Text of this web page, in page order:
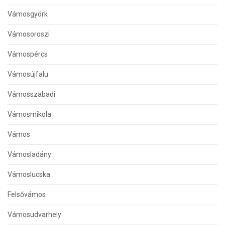
Vámosgyörk
Vámosoroszi
Vámospércs
Vámosújfalu
Vámosszabadi
Vámosmikola
Vámos
Vámosladány
Vámoslucska
Felsővámos
Vámosudvarhely